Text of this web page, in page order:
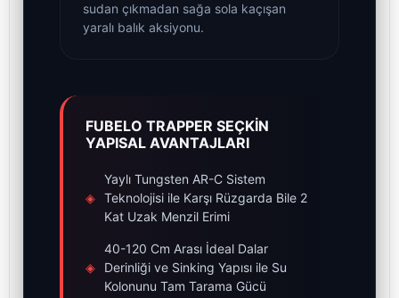
sudan çıkmadan sağa sola kaçışan
yaralı balık aksiyonu.
FUBELO TRAPPER SEÇKİN
YAPISAL AVANTAJLARI
◈
Yaylı Tungsten AR-C Sistem
Teknolojisi ile Karşı Rüzgarda Bile 2
Kat Uzak Menzil Erimi
◈
40-120 Cm Arası İdeal Dalar
Derinliği ve Sinking Yapısı ile Su
Kolonunu Tam Tarama Gücü